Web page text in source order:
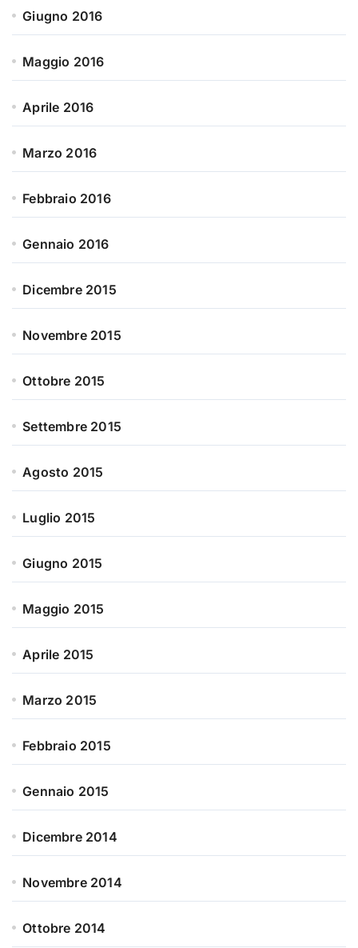
Giugno 2016
Maggio 2016
Aprile 2016
Marzo 2016
Febbraio 2016
Gennaio 2016
Dicembre 2015
Novembre 2015
Ottobre 2015
Settembre 2015
Agosto 2015
Luglio 2015
Giugno 2015
Maggio 2015
Aprile 2015
Marzo 2015
Febbraio 2015
Gennaio 2015
Dicembre 2014
Novembre 2014
Ottobre 2014